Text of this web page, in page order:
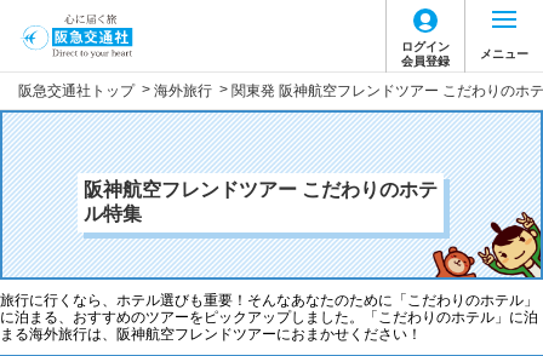
ログイン
会員登録
メニュー
阪急交通社トップ > 海外旅行 > 関東発 阪神航空フレンドツアー こだわりのホ
阪神航空フレンドツアー こだわりのホテ
ル特集
旅行に行くなら、ホテル選びも重要！そんなあなたのために「こだわりのホテル」
に泊まる、おすすめのツアーをピックアップしました。「こだわりのホテル」に泊
まる海外旅行は、阪神航空フレンドツアーにおまかせください！